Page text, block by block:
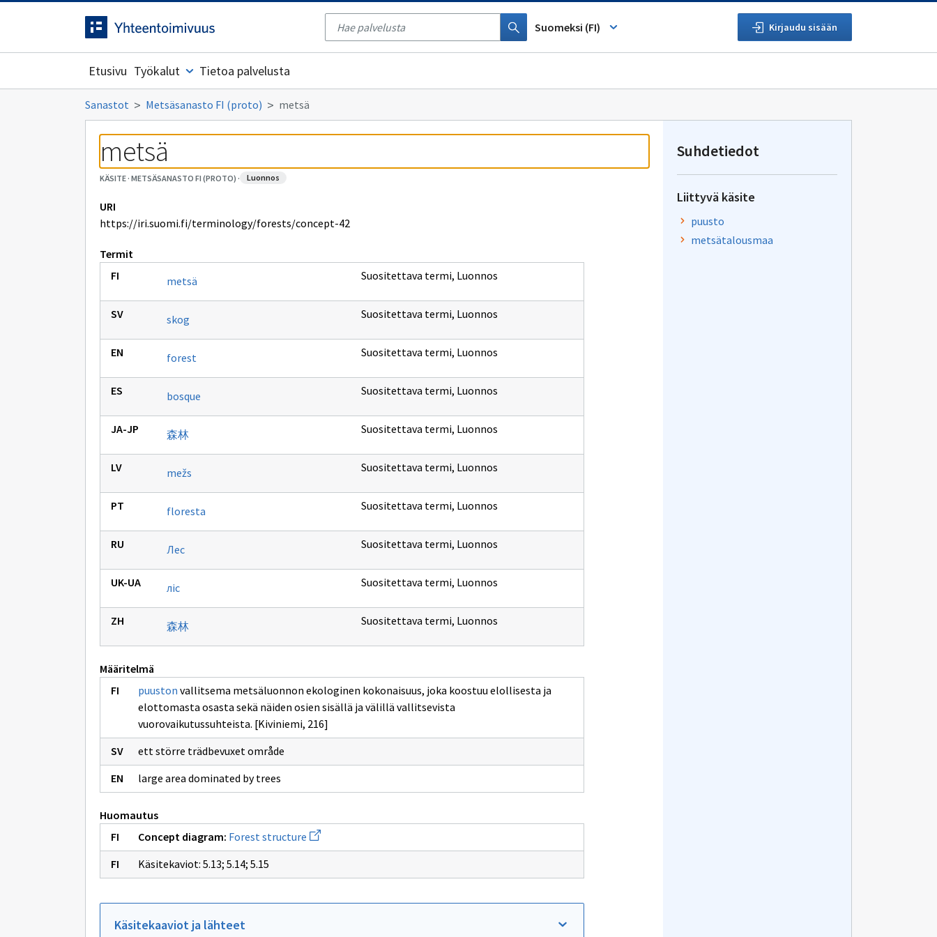
Siirrytty
Tyhjennä
haku
Suomeksi (FI) Kirjaudu sisään
Etusivu Työkalut Tietoa palvelusta
Sanastot Metsäsanasto FI (proto) metsä
metsä
KÄSITE· METSÄSANASTO FI (PROTO) · luonnos
URI
https://iri.suomi.fi/terminology/forests/concept-42
Termit
metsä
Suositettava termi, Luonnos
skog Suositettava termi, Luonnos
forest Suositettava termi, Luonnos
bosque Suositettava termi, Luonnos
森林 Suositettava termi, Luonnos
mežs Suositettava termi, Luonnos
floresta Suositettava termi, Luonnos
Лес Suositettava termi, Luonnos
ліс Suositettava termi, Luonnos
森林 Suositettava termi, Luonnos
Määritelmä
puuston vallitsema metsäluonnon ekologinen kokonaisuus, joka koostuu elollisesta ja
elottomasta osasta sekä näiden osien sisällä ja välillä vallitsevista
vuorovaikutussuhteista. [Kiviniemi, 216]
ett större trädbevuxet område
large area dominated by trees
Huomautus
Concept diagram: Forest structure Avaa
uuden
ikkunan
Forest
Käsitekaviot: 5.13; 5.14; 5.15
Käsitekaaviot ja lähteet
Suhdetiedot
Liittyvä käsite
puusto
metsätalousmaa